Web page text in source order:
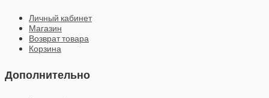
Личный кабинет
Магазин
Возврат товара
Корзина
Дополнительно